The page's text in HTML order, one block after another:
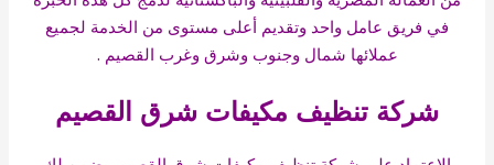
في فريق عامل واحد وتقديم أعلى مستوى من الخدمة لجميع
عملائها شمال وجنوب وشرق وغرب القصيم .
شركة تنظيف مكيفات شرق القصيم